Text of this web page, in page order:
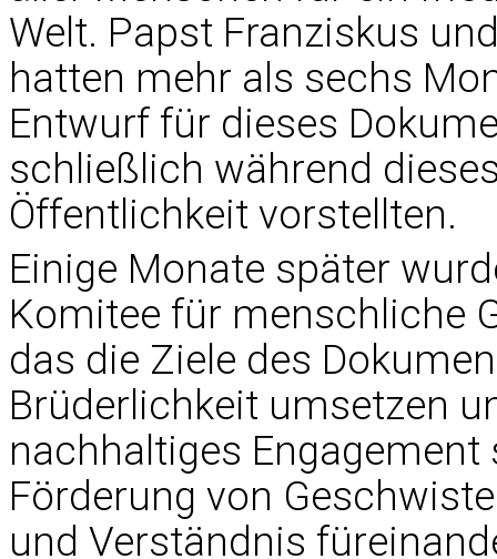
Welt. Papst Franziskus
hatten mehr als sechs
Entwurf für dieses
schließlich während
Öffentlichkeit vorstellten.
Einige Monate später
Komitee für menschliche
das die Ziele des
Brüderlichkeit umsetzen
nachhaltiges
Förderung von
und Verständnis